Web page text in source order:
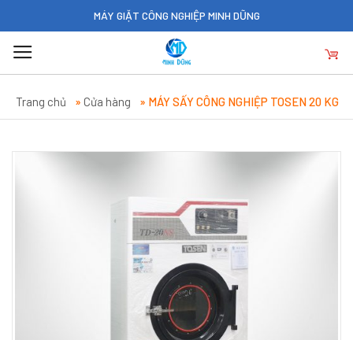
to
content
MÁY GIẶT CÔNG NGHIỆP MINH DŨNG
Trang chủ » Cửa hàng » MÁY SẤY CÔNG NGHIỆP TOSEN 20 KG